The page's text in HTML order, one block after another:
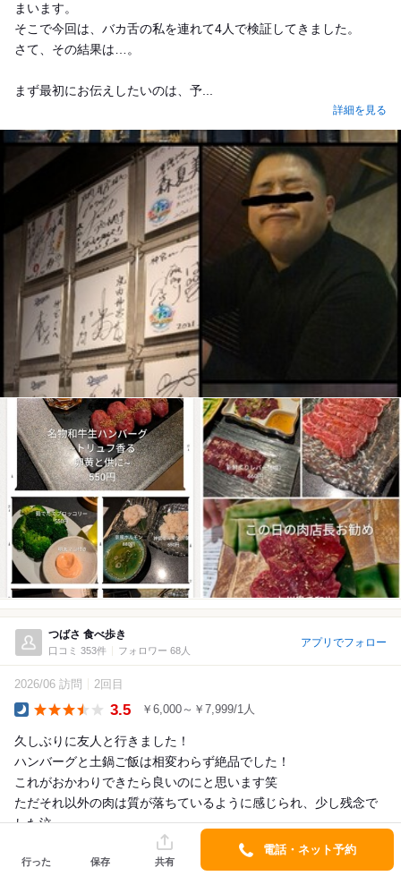
まいます。
そこで今回は、バカ舌の私を連れて4人で検証してきました。
さて、その結果は…。
まず最初にお伝えしたいのは、予...
詳細を見る
つばさ 食べ歩き
口コミ 353件 フォロワー 68人
アプリでフォロー
2026/06 訪問 2回目
3.5 ￥6,000～￥7,999/1人
久しぶりに友人と行きました！
ハンバーグと土鍋ご飯は相変わらず絶品でした！
これがおかわりできたら良いのにと思います笑
ただそれ以外の肉は質が落ちているように感じられ、少し残念で
した泣
行った 保存 共有
電話・ネット予約